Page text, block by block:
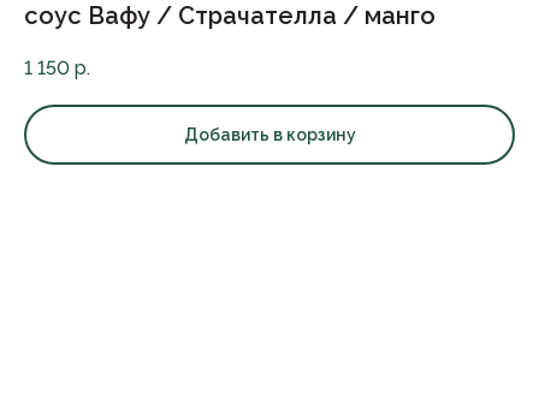
соус Вафу / Страчателла / манго
1 150 р.
Добавить в корзину